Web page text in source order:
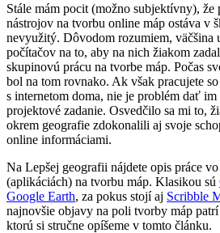
Stále mám pocit (možno subjektívny), že
nástrojov na tvorbu online máp ostáva v
nevyužitý. Dôvodom rozumiem, väčšina
počítačov na to, aby na nich žiakom
skupinovú prácu na tvorbe máp. Počas
bol na tom rovnako. Ak však pracujete
s internetom doma, nie je problém dať
projektové zadanie. Osvedčilo sa mi to,
okrem geografie zdokonalili aj svoje
online informáciami.
Na Lepšej geografii nájdete opis práce
(aplikáciách) na tvorbu máp. Klasikou sú
Google Earth, za pokus stojí aj Scribble
najnovšie objavy na poli tvorby máp
ktorú si stručne opíšeme v tomto článku.